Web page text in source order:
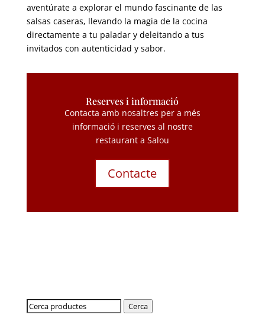
aventúrate a explorar el mundo fascinante de las
salsas caseras, llevando la magia de la cocina
directamente a tu paladar y deleitando a tus
invitados con autenticidad y sabor.
Reserves i informació
Contacta amb nosaltres per a més
informació i reserves al nostre
restaurant a Salou
Contacte
Cerca: Cerca